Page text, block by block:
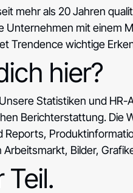
mehr als 20 Jahren
Unternehmen mit einem
Trendence wichtige
hier?
Statistiken und
Berichterstattung.
Bilder,
Teil.